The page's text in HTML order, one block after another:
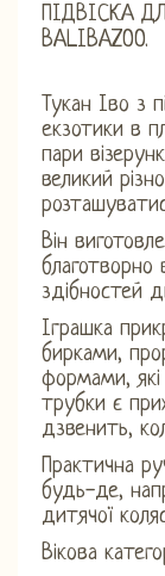
ПІДВІСКА
BALIBAZOO.
Тукан Іво з
екзотики в
пари
великий
Він
благотворно
здібностей
Іграшка
бирками,
формами,
трубки є
дзвенить,
Практична
будь-де,
дитячої
Вікова